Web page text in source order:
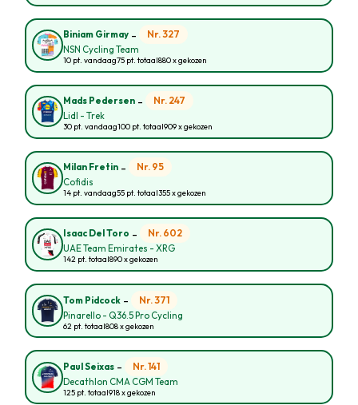
Biniam Girmay - Nr. 327
NSN Cycling Team
10 pt. vandaag75 pt. totaal880 x gekozen
Mads Pedersen - Nr. 247
Lidl - Trek
30 pt. vandaag100 pt. totaal909 x gekozen
Milan Fretin - Nr. 95
Cofidis
14 pt. vandaag55 pt. totaal355 x gekozen
Isaac Del Toro - Nr. 602
UAE Team Emirates - XRG
142 pt. totaal890 x gekozen
Tom Pidcock - Nr. 371
Pinarello - Q36.5 Pro Cycling
62 pt. totaal808 x gekozen
Paul Seixas - Nr. 141
Decathlon CMA CGM Team
125 pt. totaal918 x gekozen